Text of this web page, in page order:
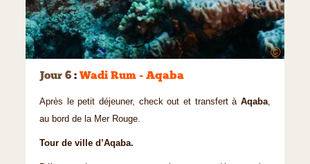
©
Jour 6 : Wadi Rum - Aqaba
Après le petit déjeuner, check out et transfert à Aqaba,
au bord de la Mer Rouge.
Tour de ville d’Aqaba.